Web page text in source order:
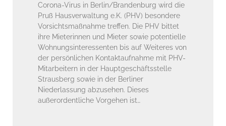
Corona-Virus in Berlin/Brandenburg wird die
Pruß Hausverwaltung e.K. (PHV) besondere
Vorsichtsmaßnahme treffen. Die PHV bittet
ihre Mieterinnen und Mieter sowie potentielle
Wohnungsinteressenten bis auf Weiteres von
der persönlichen Kontaktaufnahme mit PHV-
Mitarbeitern in der Hauptgeschäftsstelle
Strausberg sowie in der Berliner
Niederlassung abzusehen. Dieses
außerordentliche Vorgehen ist…